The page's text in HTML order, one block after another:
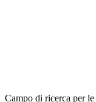
Campo di ricerca per